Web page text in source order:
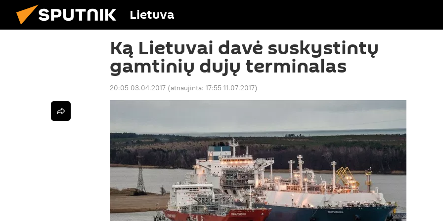
Lietuva
Ką Lietuvai davė suskystintų
gamtinių dujų terminalas
20:05 03.04.2017 (atnaujinta: 17:55 11.07.2017)